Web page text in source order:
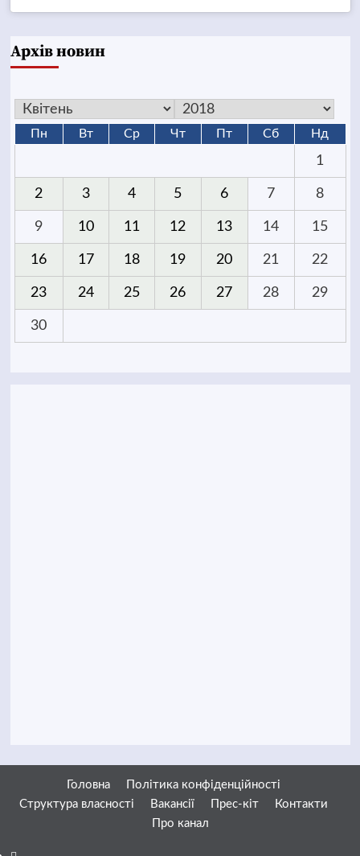
Архів новин
Пн Вт Ср Чт Пт Сб Нд
1
2 3 4 5 6 7 8
9 10 11 12 13 14 15
16 17 18 19 20 21 22
23 24 25 26 27 28 29
30
Головна
Політика конфіденційності
Структура власності
Вакансії Прес-кіт
Контакти
Про канал